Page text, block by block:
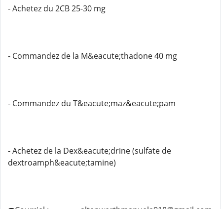
- Achetez du 2CB 25-30 mg
- Commandez de la M&eacute;thadone 40 mg
- Commandez du T&eacute;maz&eacute;pam
- Achetez de la Dex&eacute;drine (sulfate de
dextroamph&eacute;tamine)